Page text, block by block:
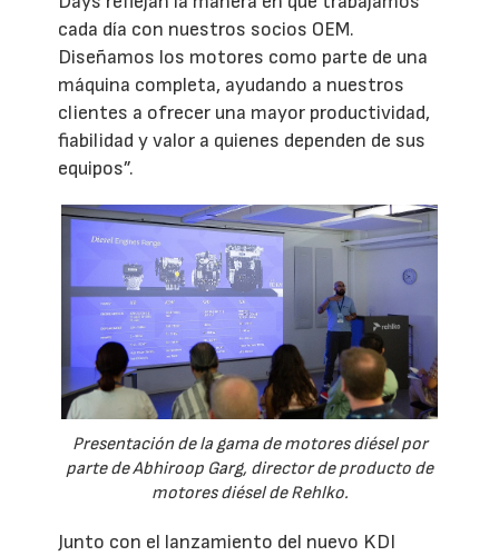
cada día con nuestros socios OEM.
Diseñamos los motores como parte de una
máquina completa, ayudando a nuestros
clientes a ofrecer una mayor productividad,
fiabilidad y valor a quienes dependen de sus
equipos”.
Presentación de la gama de motores diésel por
parte de Abhiroop Garg, director de producto de
motores diésel de Rehlko.
Junto con el lanzamiento del nuevo KDI